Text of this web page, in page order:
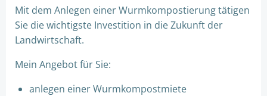
Mit dem Anlegen einer Wurmkompostierung tätigen
Sie die wichtigste Investition in die Zukunft der
Landwirtschaft.
Mein Angebot für Sie:
anlegen einer Wurmkompostmiete